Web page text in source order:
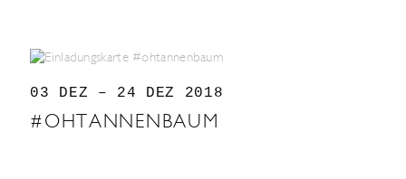
03 DEZ – 24 DEZ 2018
#OHTANNENBAUM